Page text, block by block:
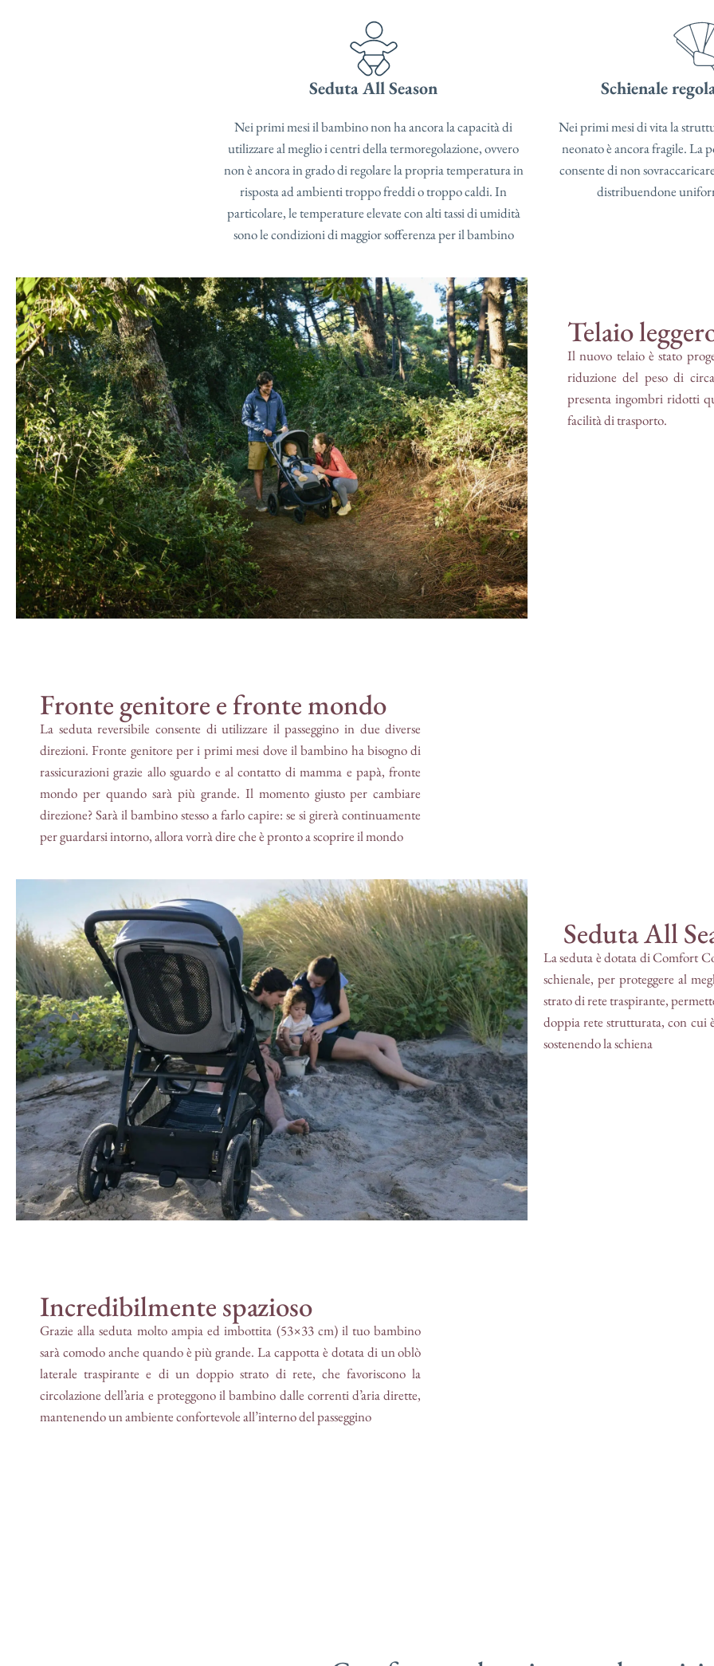
Seduta All Season
Nei primi mesi il bambino non ha ancora la capacità di
utilizzare al meglio i centri della termoregolazione, ovvero
non è ancora in grado di regolare la propria temperatura in
risposta ad ambienti troppo freddi o troppo caldi. In
particolare, le temperature elevate con alti tassi di umidità
sono le condizioni di maggior sofferenza per il bambino
Schienale
Nei primi mesi di vita la
neonato è ancora fragile. La
consente di non
distribuendone
Telaio
Il nuovo telaio è stato
riduzione del peso di
presenta ingombri ridotti
facilità di trasporto.
Fronte genitore e fronte mondo
La seduta reversibile consente di utilizzare il passeggino in due diverse
direzioni. Fronte genitore per i primi mesi dove il bambino ha bisogno di
rassicurazioni grazie allo sguardo e al contatto di mamma e papà, fronte
mondo per quando sarà più grande. Il momento giusto per cambiare
direzione? Sarà il bambino stesso a farlo capire: se si girerà continuamente
per guardarsi intorno, allora vorrà dire che è pronto a scoprire il mondo
Seduta All
La seduta è dotata di Comfort
schienale, per proteggere al
strato di rete traspirante,
doppia rete strutturata, con cui
sostenendo la schiena
Incredibilmente spazioso
Grazie alla seduta molto ampia ed imbottita (53×33 cm) il tuo bambino
sarà comodo anche quando è più grande. La cappotta è dotata di un oblò
laterale traspirante e di un doppio strato di rete, che favoriscono la
circolazione dell’aria e proteggono il bambino dalle correnti d’aria dirette,
mantenendo un ambiente confortevole all’interno del passeggino